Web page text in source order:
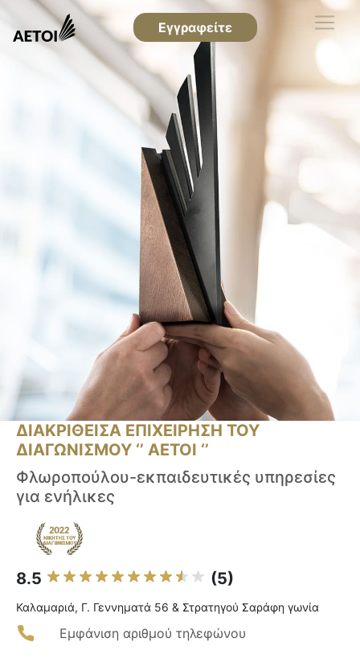
Εγγραφείτε
ΔΙΑΚΡΙΘΕΙΣΑ ΕΠΙΧΕΙΡΗΣΗ ΤΟΥ
ΔΙΑΓΩΝΙΣΜΟΥ ‘’ ΑΕΤΟΙ ‘’
Φλωροπούλου-εκπαιδευτικές υπηρεσίες
για ενήλικες
8.5 (5)
Καλαμαριά, Γ. Γεννηματά 56 & Στρατηγού Σαράφη γωνία
Εμφάνιση αριθμού τηλεφώνου